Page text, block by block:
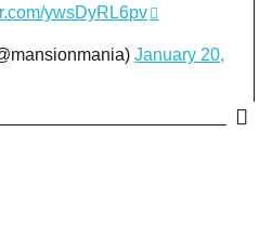
ywsDyRL6pv
January 20,